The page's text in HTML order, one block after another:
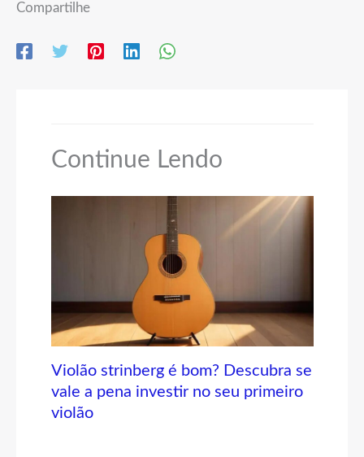
Compartilhe
Continue Lendo
Violão strinberg é bom? Descubra se
vale a pena investir no seu primeiro
violão